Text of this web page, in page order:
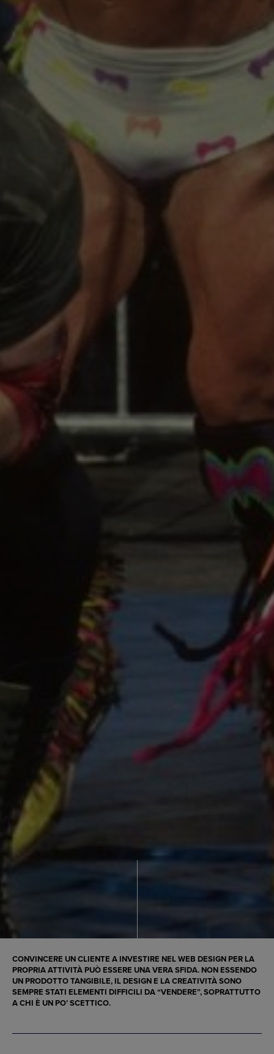
CONVINCERE UN CLIENTE A INVESTIRE NEL WEB DESIGN PER LA
PROPRIA ATTIVITÀ PUÒ ESSERE UNA VERA SFIDA. NON ESSENDO
UN PRODOTTO TANGIBILE, IL DESIGN E LA CREATIVITÀ SONO
SEMPRE STATI ELEMENTI DIFFICILI DA “VENDERE”, SOPRATTUTTO
A CHI È UN PO’ SCETTICO.